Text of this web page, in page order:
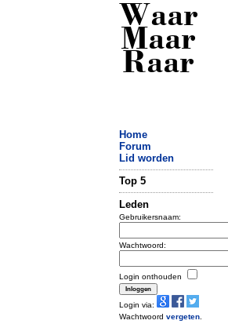
Waar
Maar
Raar
Home
Forum
Lid worden
Top 5
Leden
Gebruikersnaam:
Wachtwoord:
Login onthouden
Login via:
Wachtwoord vergeten